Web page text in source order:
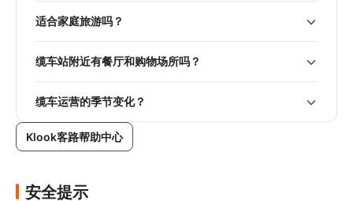
适合家庭旅游吗？
缆车站附近有餐厅和购物场所吗？
缆车运营的季节变化？
Klook客路帮助中心
安全提示